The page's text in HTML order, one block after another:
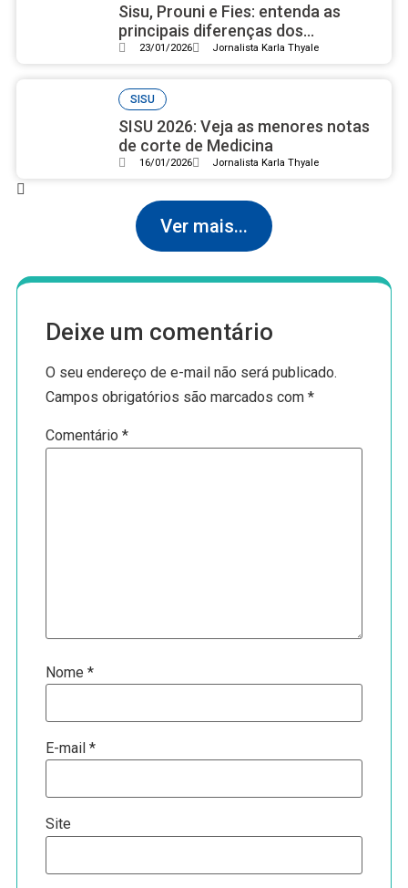
Sisu, Prouni e Fies: entenda as
principais diferenças dos
programas de acesso ao ensino
23/01/2026 Jornalista Karla Thyale
SISU
SISU 2026: Veja as menores notas
de corte de Medicina
16/01/2026 Jornalista Karla Thyale
Ver mais...
Deixe um comentário
O seu endereço de e-mail não será publicado.
Campos obrigatórios são marcados com*
Comentário*
Nome*
E-mail*
Site